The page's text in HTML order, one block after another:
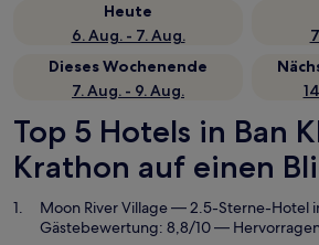
Heute
6. Aug. - 7. Aug.
Dieses Wochenende
7. Aug. - 9. Aug.
Top 5 Hotels in Ban
Krathon auf einen
Moon River Village— 2.5-Sterne-Hotel
Gästebewertung: 8,8/10 —